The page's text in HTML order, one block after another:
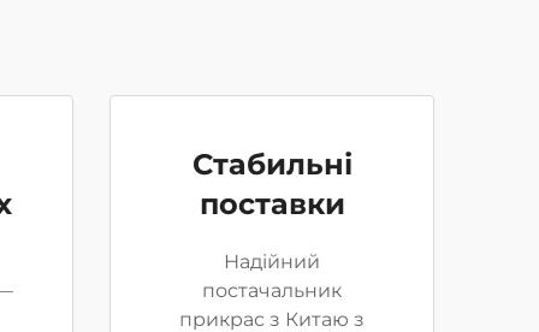
Стабильні
поставки
Надійний
постачальник
прикрас з Китаю з